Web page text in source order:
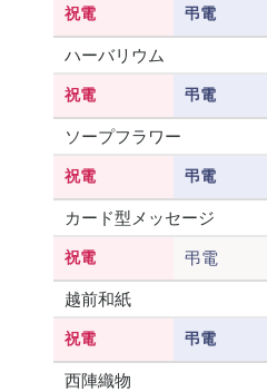
祝電 弔電
ハーバリウム
祝電 弔電
ソープフラワー
祝電 弔電
カード型メッセージ
祝電 弔電
越前和紙
祝電 弔電
西陣織物